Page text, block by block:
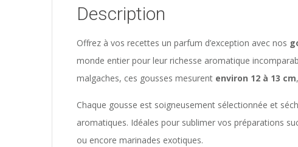
Description
Offrez à vos recettes un parfum d’exception avec nos
monde entier pour leur richesse aromatique
malgaches, ces gousses mesurent environ 12 à 13 cm
Chaque gousse est soigneusement sélectionnée et
aromatiques. Idéales pour sublimer vos préparations
ou encore marinades exotiques.